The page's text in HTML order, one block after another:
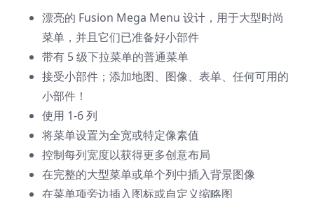
漂亮的 Fusion Mega Menu 设计，用于大型时尚
菜单，并且它们已准备好小部件
带有 5 级下拉菜单的普通菜单
接受小部件；添加地图、图像、表单、任何可用的
小部件！
使用 1-6 列
将菜单设置为全宽或特定像素值
控制每列宽度以获得更多创意布局
在完整的大型菜单或单个列中插入背景图像
在菜单项旁边插入图标或自定义缩略图